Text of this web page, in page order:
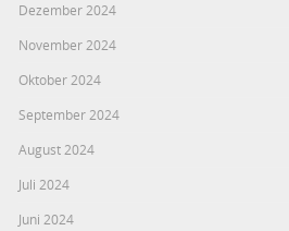
Dezember 2024
November 2024
Oktober 2024
September 2024
August 2024
Juli 2024
Juni 2024